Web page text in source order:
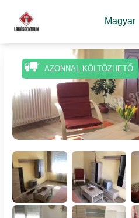
Magyar
AZONNAL KÖLTÖZHETŐ